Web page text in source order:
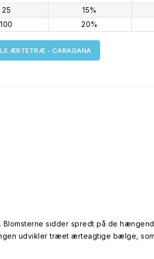
25
15%
100
20%
ÆRTETRÆ - CARAGANA
sidder spredt på de
udvikler træet ærteagtige bælge,